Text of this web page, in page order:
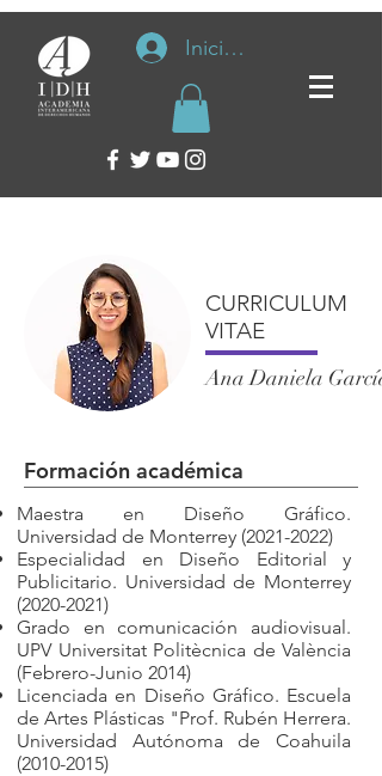
Iniciar sesión
CURRICULUM
VITAE
Ana Daniela
Formación académica
Maestra en Diseño Gráfico.
Universidad de Monterrey (2021-2022)
Especialidad en Diseño Editorial y
Publicitario. Universidad de Monterrey
(2020-2021)
Grado en comunicación audiovisual.
UPV Universitat Politècnica de València
(Febrero-Junio 2014)
Licenciada en Diseño Gráfico. Escuela
de Artes Plásticas "Prof. Rubén Herrera.
Universidad Autónoma de Coahuila
(2010-2015)